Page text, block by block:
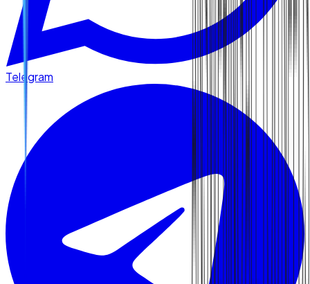
Telegram